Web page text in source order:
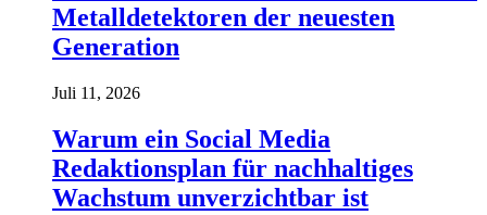
Metalldetektoren der neuesten
Generation
Juli 11, 2026
Warum ein Social Media
Redaktionsplan für nachhaltiges
Wachstum unverzichtbar ist